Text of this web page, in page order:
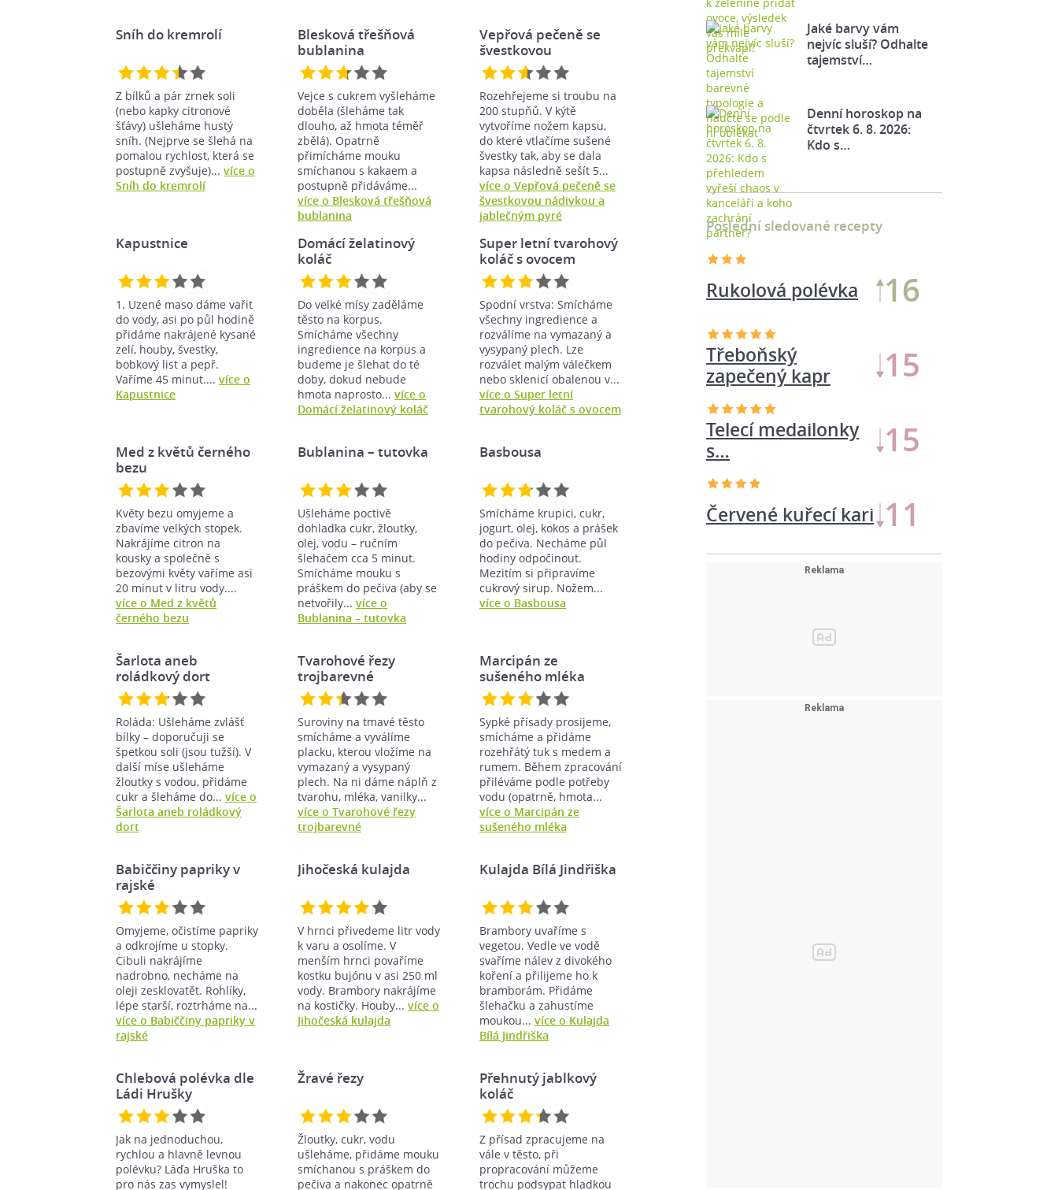
Sníh do kremrolí
Z bílků a pár zrnek soli
(nebo kapky citronové
šťávy) ušleháme hustý
sníh. (Nejprve se šlehá na
pomalou rychlost, která se
postupně zvyšuje)... více o
Sníh do kremrolí
Blesková třešňová
bublanina
Vejce s cukrem vyšleháme
doběla (šleháme tak
dlouho, až hmota téměř
zbělá). Opatrně
přimícháme mouku
smíchanou s kakaem a
postupně přidáváme...
více o Blesková třešňová
bublanina
Vepřová pečeně se
švestkovou
nádivkou…
Rozehřejeme si troubu na
200 stupňů. V kýtě
vytvoříme nožem kapsu,
do které vtlačíme sušené
švestky tak, aby se dala
kapsa následně sešít 5...
více o Vepřová pečeně se
švestkovou nádivkou a
jablečným pyré
Kapustnice
1. Uzené maso dáme vařit
do vody, asi po půl hodině
přidáme nakrájené kysané
zelí, houby, švestky,
bobkový list a pepř.
Vaříme 45 minut.... více o
Kapustnice
Domácí želatinový
koláč
Do velké mísy zaděláme
těsto na korpus.
Smícháme všechny
ingredience na korpus a
budeme je šlehat do té
doby, dokud nebude
hmota naprosto... více o
Domácí želatinový koláč
Super letní tvarohový
koláč s ovocem
Spodní vrstva: Smícháme
všechny ingredience a
rozválíme na vymazaný a
vysypaný plech. Lze
rozválet malým válečkem
nebo sklenicí obalenou v...
více o Super letní
tvarohový koláč s ovocem
Med z květů černého
bezu
Květy bezu omyjeme a
zbavíme velkých stopek.
Nakrájíme citron na
kousky a společně s
bezovými květy vaříme asi
20 minut v litru vody....
více o Med z květů
černého bezu
Bublanina – tutovka
Ušleháme poctivě
dohladka cukr, žloutky,
olej, vodu – ručním
šlehačem cca 5 minut.
Smícháme mouku s
práškem do pečiva (aby se
netvořily... více o
Bublanina – tutovka
Basbousa
Smícháme krupici, cukr,
jogurt, olej, kokos a prášek
do pečiva. Necháme půl
hodiny odpočinout.
Mezitím si připravíme
cukrový sirup. Nožem...
více o Basbousa
Šarlota aneb
roládkový dort
Roláda: Ušleháme zvlášť
bílky – doporučuji se
špetkou soli (jsou tužší). V
další míse ušleháme
žloutky s vodou, přidáme
cukr a šleháme do... více o
Šarlota aneb roládkový
dort
Tvarohové řezy
trojbarevné
Suroviny na tmavé těsto
smícháme a vyválíme
placku, kterou vložíme na
vymazaný a vysypaný
plech. Na ni dáme náplň z
tvarohu, mléka, vanilky...
více o Tvarohové řezy
trojbarevné
Marcipán ze
sušeného mléka
Sypké přísady prosijeme,
smícháme a přidáme
rozehřátý tuk s medem a
rumem. Během zpracování
přiléváme podle potřeby
vodu (opatrně, hmota...
více o Marcipán ze
sušeného mléka
Babiččiny papriky v
rajské
Omyjeme, očistíme papriky
a odkrojíme u stopky.
Cibuli nakrájíme
nadrobno, necháme na
oleji zesklovatět. Rohlíky,
lépe starší, roztrháme na...
více o Babiččiny papriky v
rajské
Jihočeská kulajda
V hrnci přivedeme litr vody
k varu a osolíme. V
menším hrnci povaříme
kostku bujónu v asi 250 ml
vody. Brambory nakrájíme
na kostičky. Houby... více o
Jihočeská kulajda
Kulajda Bílá Jindřiška
Brambory uvaříme s
vegetou. Vedle ve vodě
svaříme nálev z divokého
koření a přilijeme ho k
bramborám. Přidáme
šlehačku a zahustíme
moukou... více o Kulajda
Bílá Jindřiška
Chlebová polévka dle
Ládi Hrušky
Jak na jednoduchou,
rychlou a hlavně levnou
polévku? Láďa Hruška to
pro nás zas vymyslel!
Žravé řezy
Žloutky, cukr, vodu
ušleháme, přidáme mouku
smíchanou s práškem do
pečiva a nakonec opatrně
Přehnutý jablkový
koláč
Z přísad zpracujeme na
vále v těsto, při
propracování můžeme
trochu podsypat hladkou
Jaké barvy vám
nejvíc sluší? Odhalte
tajemství…
Denní horoskop na
čtvrtek 6. 8. 2026:
Kdo s…
Poslední sledované recepty
Rukolová polévka 16
Třeboňský
zapečený kapr
15
Červené kuřecí kari 11
Telecí medailonky
s…
15